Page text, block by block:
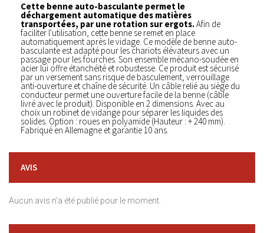
Cette benne auto-basculante permet le
déchargement automatique des matières
transportées, par une rotation sur ergots.Afin de
faciliter l'utilisation, cette benne se remet en place
automatiquement après le vidage. Ce modèle de benne auto-
basculante est adapté pour les chariots élévateurs avec un
passage pour les fourches. Son ensemble mécano-soudée en
acier lui offre étanchéité et robustesse. Ce produit est sécurisé
par un versement sans risque de basculement, verrouillage
anti-ouverture et chaîne de sécurité. Un câble relié au siège du
conducteur permet une ouverture facile de la benne (câble
livré avec le produit). Disponible en 2 dimensions. Avec au
choix un robinet de vidange pour séparer les liquides des
solides. Option : roues en polyamide (Hauteur : + 240 mm).
Fabriqué en Allemagne et garantie 10 ans.
AVIS
Aucun avis n'a été publié pour le moment.